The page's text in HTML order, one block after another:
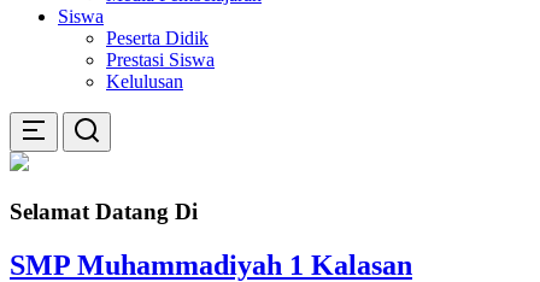
Siswa
Peserta Didik
Prestasi Siswa
Kelulusan
Selamat Datang Di
SMP Muhammadiyah 1 Kalasan